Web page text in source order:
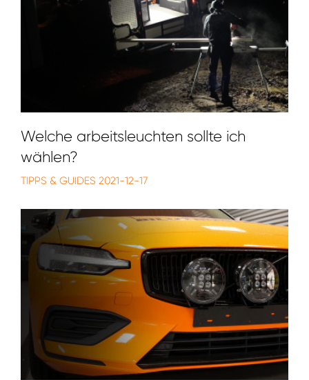
Welche arbeitsleuchten sollte ich
wählen?
TIPPS & GUIDES 2021-12-17